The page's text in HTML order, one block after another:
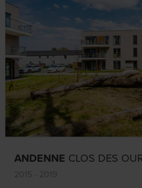
ANDENNE CLOS DES
2015 - 2019